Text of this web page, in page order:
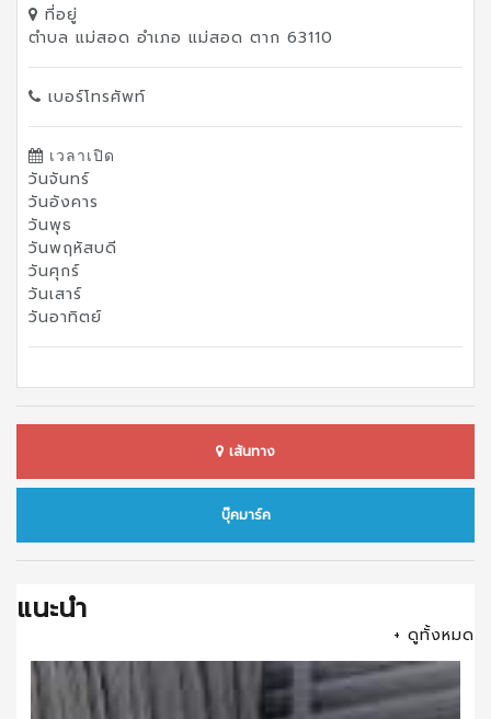
ที่อยู่
ตำบล แม่สอด อำเภอ แม่สอด ตาก 63110
เบอร์โทรศัพท์
เวลาเปิด
วันจันทร์
วันอังคาร
วันพุธ
วันพฤหัสบดี
วันศุกร์
วันเสาร์
วันอาทิตย์
เส้นทาง
บุ๊คมาร์ค
แนะนำ
+ ดูทั้งหมด